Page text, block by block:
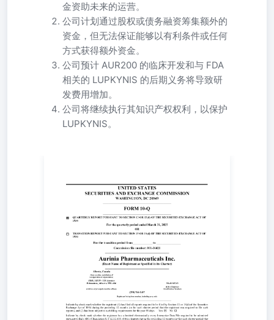
金资助未来的运营。
公司计划通过股权或债务融资筹集额外的
资金，但无法保证能够以有利条件或任何
方式获得额外资金。
公司预计 AUR200 的临床开发和与 FDA
相关的 LUPKYNIS 的后期义务将导致研
发费用增加。
公司将继续执行其知识产权权利，以保护
LUPKYNIS。
☐__________________________________________1934年证
券交易法第13条或第15(d)条所要求的过渡报告为从
_____________到______________的过渡期委员会文件编
号：001-36421 奥瑞尼生物制药公司 （注册人名称，须与章
程中指定的名称完全一致）
_________________________________________ 阿尔伯塔，
加拿大(注册地或组织的州或其它管辖区)#140, 14315
Avenue Edmonton, Alberta, T5L 4S6(总部地址) 98-
1231763（美国）国税局雇主识别号 (250)744-2487
_____________________________________________登记人
电话号码，包括区号 请在括号内勾选是否在过去的12个月